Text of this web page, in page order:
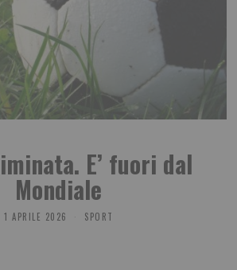
E’ fuori dal
Mondiale
1 APRILE 2026 SPORT